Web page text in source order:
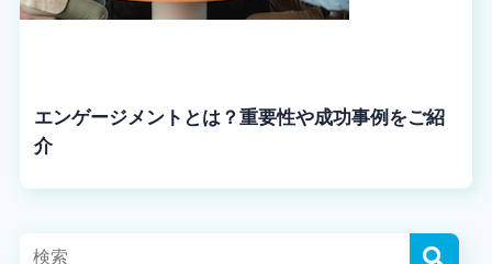
エンゲージメントとは？重要性や成功事例をご紹
介